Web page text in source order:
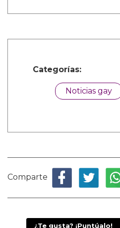
Categorías:
Noticias gay
Comparte
¿Te gusta? ¡Puntúalo!